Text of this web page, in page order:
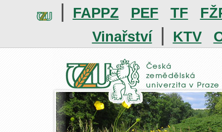
| FAPPZ PEF TF
Vinařství | KTV